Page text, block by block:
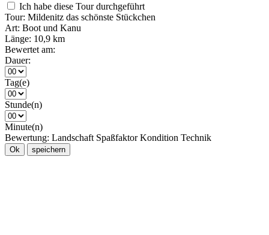
Ich habe diese Tour durchgeführt
Tour: Mildenitz das schönste Stückchen
Art: Boot und Kanu
Länge: 10,9 km
Bewertet am:
Dauer:
Tag(e)
Stunde(n)
Minute(n)
Bewertung: Landschaft Spaßfaktor Kondition Technik
Ok speichern